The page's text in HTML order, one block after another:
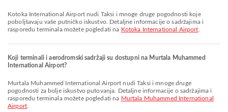
Kotoka International Airport nudi Taksi i mnoge druge pogodnosti koje
poboljšavaju vaše putničko iskustvo. Detaljne informacije o sadržajima i
rasporedu terminala možete pogledati na Kotoka International Airport
Koji terminali i aerodromski sadržaji su dostupni na Murtala Muhammed
International Airport?
Murtala Muhammed International Airport nudi Taksi i mnoge druge
pogodnosti za bolje iskustvo putovanja. Detaljne informacije o sadržajima i
rasporedu terminala možete pogledati na Murtala Muhammed International
Airport.